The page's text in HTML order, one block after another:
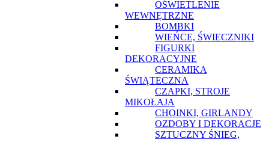
OŚWIETLENIE
WEWNĘTRZNE
BOMBKI
WIEŃCE, ŚWIECZNIKI
FIGURKI
DEKORACYJNE
CERAMIKA
ŚWIĄTECZNA
CZAPKI, STROJE
MIKOŁAJA
CHOINKI, GIRLANDY
OZDOBY I DEKORACJE
SZTUCZNY ŚNIEG,